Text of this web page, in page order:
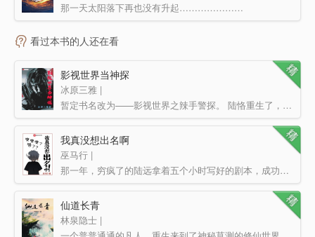
那一天太阳落下再也没有升起…………………
看过本书的人还在看
影视世界当神探
冰原三雅 |
暂定书名改为——影视世界之辣手警探。 陆恪重生了，还重生到了美国。但他渐渐发现，这个美国并不是上一…
我真没想出名啊
巫马行 |
那一年，穷疯了的陆远拿着五个小时写好的剧本，成功地向某白富美忽悠了一百万投资…… 起初的他只想花…
仙道长青
林泉隐士 |